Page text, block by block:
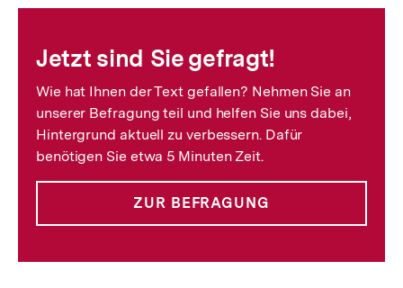
Jetzt sind Sie gefragt!
Wie hat Ihnen der Text gefallen? Nehmen Sie an
unserer Befragung teil und helfen Sie uns dabei,
Hintergrund aktuell zu verbessern. Dafür
benötigen Sie etwa 5 Minuten Zeit.
ZUR BEFRAGUNG